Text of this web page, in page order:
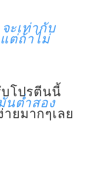
ะเท่ากับ
ต่ถ้าไม่
โปรตีนนี้
นต่ำสอง
ายมากๆเลย